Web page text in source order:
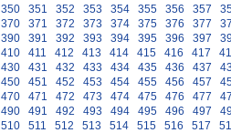
350 351 352 353 354 355 356 357
370 371 372 373 374 375 376 377
390 391 392 393 394 395 396 397
410 411 412 413 414 415 416 417
430 431 432 433 434 435 436 437
450 451 452 453 454 455 456 457
470 471 472 473 474 475 476 477
490 491 492 493 494 495 496 497
510 511 512 513 514 515 516 517